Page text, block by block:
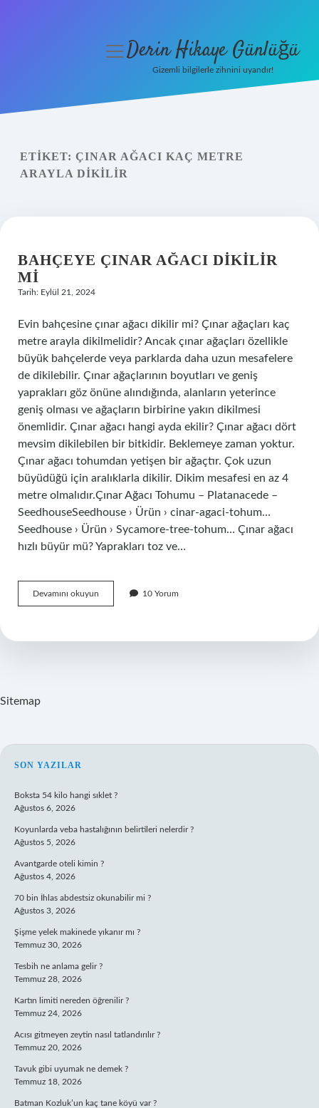
Yasal Uyarı
menüyüDerin Hikaye Günlüğü
Gizemli bilgilerle zihnini uyandır!
ETIKET: ÇINAR AĞACI KAÇ METRE
ARAYLA DIKILIR
BAHÇEYE ÇINAR AĞACI DIKILIR
MI
Tarih: Eylül 21, 2024
Evin bahçesine çınar ağacı dikilir mi? Çınar ağaçları kaç
metre arayla dikilmelidir? Ancak çınar ağaçları özellikle
büyük bahçelerde veya parklarda daha uzun mesafelere
de dikilebilir. Çınar ağaçlarının boyutları ve geniş
yaprakları göz önüne alındığında, alanların yeterince
geniş olması ve ağaçların birbirine yakın dikilmesi
önemlidir. Çınar ağacı hangi ayda ekilir? Çınar ağacı dört
mevsim dikilebilen bir bitkidir. Beklemeye zaman yoktur.
Çınar ağacı tohumdan yetişen bir ağaçtır. Çok uzun
büyüdüğü için aralıklarla dikilir. Dikim mesafesi en az 4
metre olmalıdır.Çınar Ağacı Tohumu – Platanacede –
SeedhouseSeedhouse › Ürün › cinar-agaci-tohum…
Seedhouse › Ürün › Sycamore-tree-tohum… Çınar ağacı
hızlı büyür mü? Yaprakları toz ve…
Devamını okuyun Bahçeye
Çınar
Mi
10 Yorum
Sitemap
SIDEBAR
SON YAZILAR
Boksta 54 kilo hangi sıklet ?
Ağustos 6, 2026
Koyunlarda veba hastalığının belirtileri nelerdir ?
Ağustos 5, 2026
Avantgarde oteli kimin ?
Ağustos 4, 2026
70 bin İhlas abdestsiz okunabilir mi ?
Ağustos 3, 2026
Şişme yelek makinede yıkanır mı ?
Temmuz 30, 2026
Tesbih ne anlama gelir ?
Temmuz 28, 2026
Kartın limiti nereden öğrenilir ?
Temmuz 24, 2026
Acısı gitmeyen zeytin nasıl tatlandırılır ?
Temmuz 20, 2026
Tavuk gibi uyumak ne demek ?
Temmuz 18, 2026
Batman Kozluk’un kaç tane köyü var ?